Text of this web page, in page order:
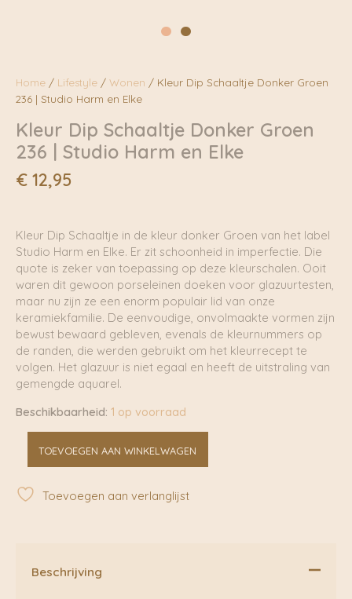
Home / Lifestyle / Wonen / Kleur Dip Schaaltje Donker Groen
236 | Studio Harm en Elke
Kleur Dip Schaaltje Donker Groen
236 | Studio Harm en Elke
€ 12,95
Kleur Dip Schaaltje in de kleur donker Groen van het label
Studio Harm en Elke. Er zit schoonheid in imperfectie. Die
quote is zeker van toepassing op deze kleurschalen. Ooit
waren dit gewoon porseleinen doeken voor glazuurtesten,
maar nu zijn ze een enorm populair lid van onze
keramiekfamilie. De eenvoudige, onvolmaakte vormen zijn
bewust bewaard gebleven, evenals de kleurnummers op
de randen, die werden gebruikt om het kleurrecept te
volgen. Het glazuur is niet egaal en heeft de uitstraling van
gemengde aquarel.
Beschikbaarheid: 1 op voorraad
Schaaltje
Donker
Groen
Harm
TOEVOEGEN AAN WINKELWAGEN
Toevoegen aan verlanglijst
Beschrijving